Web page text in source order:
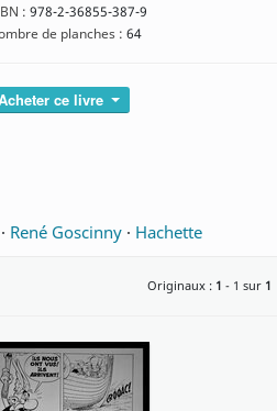
: 978-2-36855-387-9
de planches : 64
ce livre
· René Goscinny · Hachette
Originaux : 1 - 1 sur 1